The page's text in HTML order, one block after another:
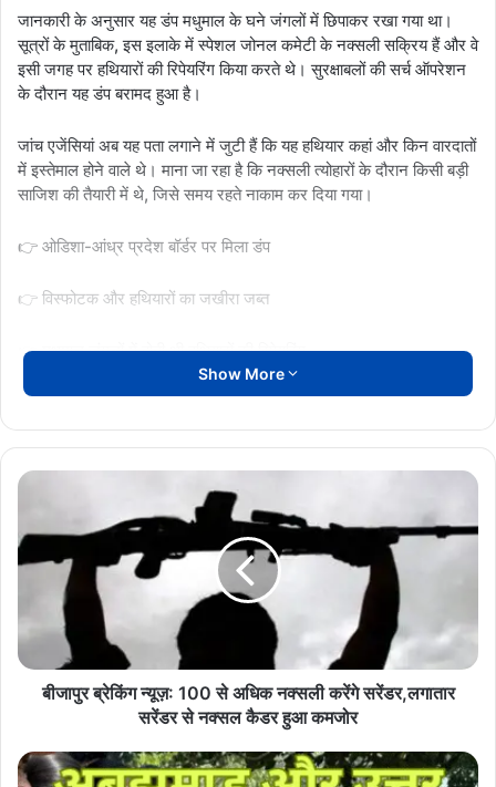
जानकारी के अनुसार यह डंप मधुमाल के घने जंगलों में छिपाकर रखा गया था।
सूत्रों के मुताबिक, इस इलाके में स्पेशल जोनल कमेटी के नक्सली सक्रिय हैं और वे
इसी जगह पर हथियारों की रिपेयरिंग किया करते थे। सुरक्षाबलों की सर्च ऑपरेशन
के दौरान यह डंप बरामद हुआ है।
जांच एजेंसियां अब यह पता लगाने में जुटी हैं कि यह हथियार कहां और किन वारदातों
में इस्तेमाल होने वाले थे। माना जा रहा है कि नक्सली त्योहारों के दौरान किसी बड़ी
साजिश की तैयारी में थे, जिसे समय रहते नाकाम कर दिया गया।
👉 ओडिशा-आंध्र प्रदेश बॉर्डर पर मिला डंप
👉 विस्फोटक और हथियारों का जखीरा जब्त
👉 मधुमाल जंगलों में होती थी हथियारों की रिपेयरिंग
👉 स्पेशल जोनल कमेटी के नक्सली सक्रिय
👉 सुरक्षा बलों का बड़ा ऑपरेशन सफल
ओडिशा आंध्र बॉर्डर नक्सल ऑपरेशन
नक्सली डंप बरामद नक्सली हथियार बस्तर ब्रेकिंग
मधुमाल जंगल विस्फोटक जब्त
स्पेशल जोनल कमेटी
Show More
बीजापुर
100
नक्सली
करेंगे
सरेंडर,लगातार
सरेंडर
कैडर
हुआ
बीजापुर ब्रेकिंग न्यूज़: 100 से अधिक नक्सली करेंगे सरेंडर,लगातार
सरेंडर से नक्सल कैडर हुआ कमजोर
अबूझमाड़